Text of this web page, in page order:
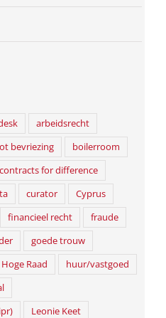
arbeidsrecht
bevriezing
boilerroom
contracts for difference
curator
Cyprus
financieel recht
fraude
goede trouw
Hoge Raad
huur/vastgoed
Leonie Keet